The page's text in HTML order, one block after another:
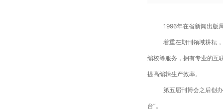
1996年在省新闻出版
着重在期刊领域耕耘
编校等服务，拥有专业的互
提高编辑生产效率。
第五届刊博会之后创
台”。